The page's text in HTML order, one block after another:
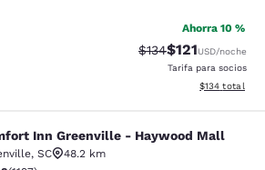
Ahorra 10 %
Tarifa tachada:
$134Tarifa reducida:
$121USD/noche
Tarifa para socios
Ver detalles
$134 total
Greenville - Haywood
Inn Greenville - Haywood Mall
, SC
48.2 km